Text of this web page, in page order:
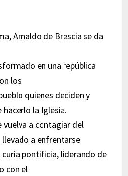
Arnaldo de Brescia se da
en una república
los
quienes deciden y
hacerlo la Iglesia.
vuelva a contagiar del
llevado a enfrentarse
curia pontificia, liderando de
con el